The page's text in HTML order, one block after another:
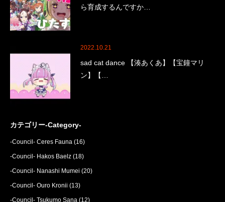
ら育成するんですか…
2022.10.21
sad cat dance 【湊あくあ】【宝鐘マリ
ン】【…
カテゴリー-Category-
-Council- Ceres Fauna (16)
-Council- Hakos Baelz (18)
-Council- Nanashi Mumei (20)
-Council- Ouro Kronii (13)
-Council- Tsukumo Sana (12)